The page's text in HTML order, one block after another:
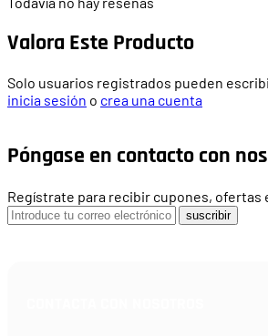
Valora Este Producto
Solo usuarios registrados pueden
inicia sesión o crea una cuenta
Póngase en contacto con
Regístrate para recibir cupones, ofertas
suscribir